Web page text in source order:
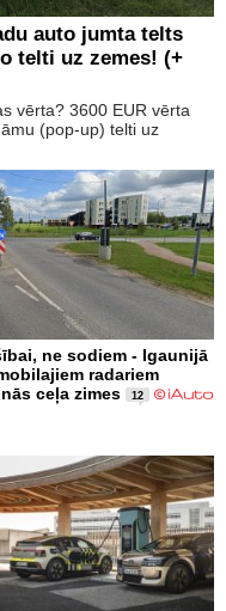
auto jumta telts
telti uz zemes! (+
vērta? 3600 EUR vērta
(pop-up) telti uz
ne sodiem - Igaunijā
radariem
ceļa zimes
12